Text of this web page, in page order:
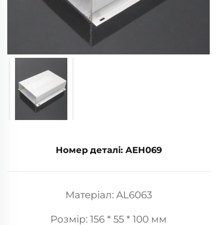
Номер деталі: AEH069
Матеріал: AL6063
Розмір: 156 * 55 * 100 мм